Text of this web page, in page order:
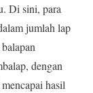
Di sini, para
jumlah lap
dengan
hasil